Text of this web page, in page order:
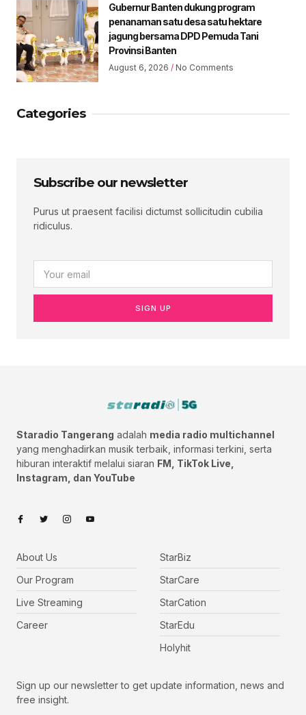
Gubernur Banten dukung program
penanaman satu desa satu hektare
jagung bersama DPD Pemuda Tani
Provinsi Banten
August 6, 2026 No Comments
Categories
Subscribe our newsletter
Purus ut praesent facilisi dictumst sollicitudin cubilia
ridiculus.
SIGN UP
Staradio Tangerang adalah media radio multichannel
yang menghadirkan musik terbaik, informasi terkini, serta
hiburan interaktif melalui siaran FM, TikTok Live,
Instagram, dan YouTube
About Us
Our Program
Live Streaming
Career
StarBiz
StarCare
StarCation
StarEdu
Holyhit
Sign up our newsletter to get update information, news and
free insight.